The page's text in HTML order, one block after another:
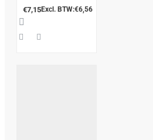
€7,15Excl. BTW:€6,56